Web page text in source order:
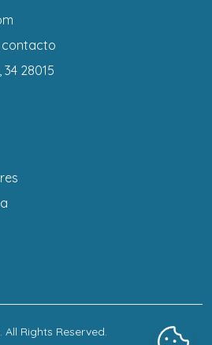
contacto
28015
. All Rights Reserved.